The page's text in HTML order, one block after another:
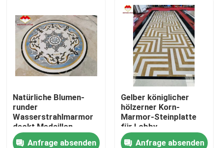
Nach Hause
Natürliche Blumen-
runder
Wasserstrahlmarmor
deckt Medaillon-
Teppich mit Ziegeln
Anfrage absenden
Gelber königlicher
hölzerner Korn-
Marmor-Steinplatte
für Lobby-
Wasserstrahlmedaillon
Anfrage absenden